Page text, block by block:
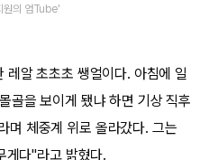
원의 엄Tube'
레알 초초초 쌩얼이다. 아침에 일
골을 보이게 됐냐 하면 기상 직후
며 체중계 위로 올라갔다. 그는
다"라고 밝혔다.